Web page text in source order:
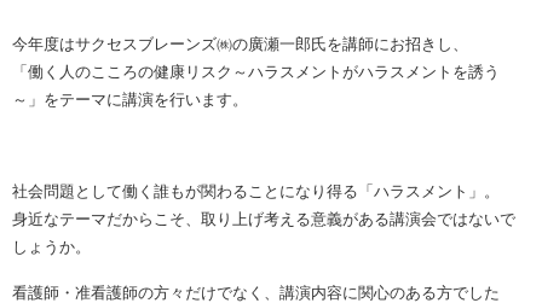
今年度はサクセスブレーンズ㈱の廣瀬一郎氏を講師にお招きし、
「働く人のこころの健康リスク～ハラスメントがハラスメントを誘う
～」をテーマに講演を行います。
社会問題として働く誰もが関わることになり得る「ハラスメント」。
身近なテーマだからこそ、取り上げ考える意義がある講演会ではないで
しょうか。
看護師・准看護師の方々だけでなく、講演内容に関心のある方でした